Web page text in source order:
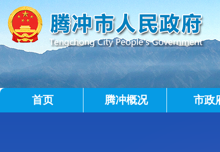
首页 腾冲概况 市政